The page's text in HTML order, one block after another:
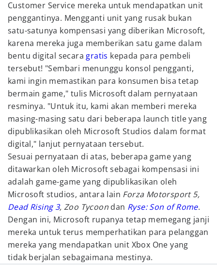
Customer Service mereka untuk mendapatkan unit
penggantinya. Mengganti unit yang rusak bukan
satu-satunya kompensasi yang diberikan Microsoft,
karena mereka juga memberikan satu game dalam
bentu digital secara gratis kepada para pembeli
tersebut! "Sembari menunggu konsol pengganti,
kami ingin memastikan para konsumen bisa tetap
bermain game," tulis Microsoft dalam pernyataan
resminya. "Untuk itu, kami akan memberi mereka
masing-masing satu dari beberapa launch title yang
dipublikasikan oleh Microsoft Studios dalam format
digital," lanjut pernyataan tersebut.
Sesuai pernyataan di atas, beberapa game yang
ditawarkan oleh Microsoft sebagai kompensasi ini
adalah game-game yang dipublikasikan oleh
Microsoft studios, antara lain Forza Motorsport 5,
Dead Rising 3, Zoo Tycoon dan Ryse: Son of Rome.
Dengan ini, Microsoft rupanya tetap memegang janji
mereka untuk terus memperhatikan para pelanggan
mereka yang mendapatkan unit Xbox One yang
tidak berjalan sebagaimana mestinya.